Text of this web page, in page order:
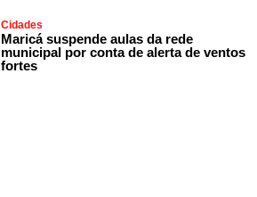
Cidades
Maricá suspende aulas da rede
municipal por conta de alerta de ventos
fortes